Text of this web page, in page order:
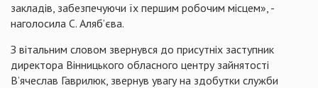
закладів, забезпечуючи їх першим робочим місцем», -
наголосила С. Аляб’єва.
З вітальним словом звернувся до присутніх заступник
директора Вінницького обласного центру зайнятості
В’ячеслав Гаврилюк, звернув увагу на здобутки служби